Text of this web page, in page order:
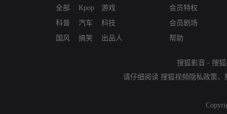
全部
科普
国风
Kpop
汽车
搞笑
游戏
科技
出品人
会员特权
会员剧场
帮助
搜狐影音 - 搜
请仔细阅读 搜狐视频隐私政策、